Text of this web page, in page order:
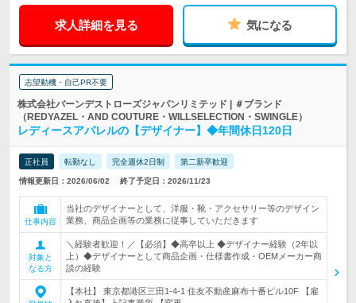
求人詳細を見る 気になる
志望動機・自己PR不要
株式会社バーンデストローズジャパンリミテッド | ＃ブランド
（REDYAZEL・AND COUTURE・WILLSELECTION・SWINGLE）
レディースアパレルの【デザイナー】◆年間休日120日
正社員 転勤なし 完全週休2日制 第二新卒歓迎
情報更新日：2026/06/02 終了予定日：2026/11/23
仕事内容
当社のデザイナーとして、洋服・靴・アクセサリー等のデザイン
業務、商品企画等の業務に従事していただきます
対象と
なる方
＼経験者歓迎！／【必須】◆高卒以上 ◆デザイナー経験（2年以
上）◆デザイナーとして商品企画・仕様書作成・OEMメーカー商
談の経験
【本社】 東京都港区三田1-4-1 住友不動産麻布十番ビル10F 【雇